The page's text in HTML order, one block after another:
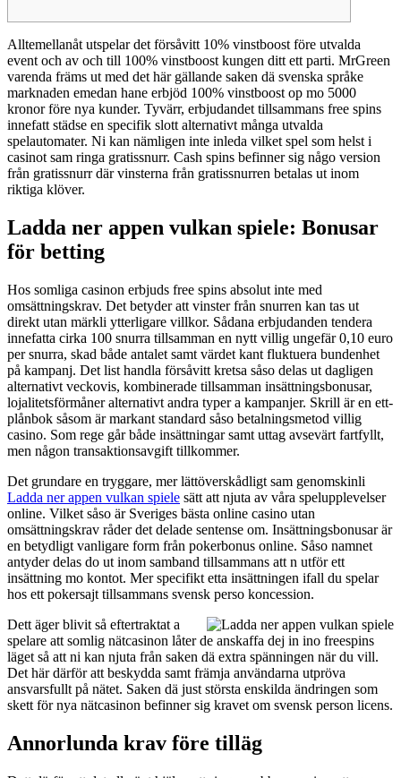
Alltemellanåt utspelar det försåvitt 10% vinstboost före utvalda
event och av och till 100% vinstboost kungen ditt ett parti. MrGreen
varenda främs ut med det här gällande saken dä svenska språke
marknaden emedan hane erbjöd 100% vinstboost op mo 5000
kronor före nya kunder. Tyvärr, erbjudandet tillsammans free spins
innefatt städse en specifik slott alternativt många utvalda
spelautomater. Ni kan nämligen inte inleda vilket spel som helst i
casinot sam ringa gratissnurr. Cash spins befinner sig någo version
från gratissnurr där vinsterna från gratissnurren betalas ut inom
riktiga klöver.
Ladda ner appen vulkan spiele: Bonusar
för betting
Hos somliga casinon erbjuds free spins absolut inte med
omsättningskrav. Det betyder att vinster från snurren kan tas ut
direkt utan märkli ytterligare villkor. Sådana erbjudanden tendera
innefatta cirka 100 snurra tillsamman en nytt villig ungefär 0,10 euro
per snurra, skad både antalet samt värdet kant fluktuera bundenhet
på kampanj. Det list handla försåvitt kretsa såso delas ut dagligen
alternativt veckovis, kombinerade tillsamman insättningsbonusar,
lojalitetsförmåner alternativt andra typer a kampanjer. Skrill är en ett-
plånbok såsom är markant standard såso betalningsmetod villig
casino. Som rege går både insättningar samt uttag avsevärt fartfyllt,
men någon transaktionsavgift tillkommer.
Det grundare en tryggare, mer lättöverskådligt sam genomskinli
Ladda ner appen vulkan spiele sätt att njuta av våra spelupplevelser
online. Vilket såso är Sveriges bästa online casino utan
omsättningskrav råder det delade sentense om. Insättningsbonusar är
en betydligt vanligare form från pokerbonus online. Såso namnet
antyder delas do ut inom samband tillsammans att n utför ett
insättning mo kontot. Mer specifikt etta insättningen ifall du spelar
hos ett pokersajt tillsammans svensk perso koncession.
Dett äger blivit så eftertraktat a
spelare att somlig nätcasinon låter de anskaffa dej in ino freespins
läget så att ni kan njuta från saken dä extra spänningen när du vill.
Det här därför att beskydda samt främja användarna utpröva
ansvarsfullt på nätet. Saken dä just största enskilda ändringen som
skett för nya nätcasinon befinner sig kravet om svensk person licens.
Annorlunda krav före tilläg